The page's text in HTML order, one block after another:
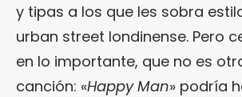
y tipas a los que les sobra
urban street londinense. Pero
en lo importante, que no es
canción: «Happy Man» podría